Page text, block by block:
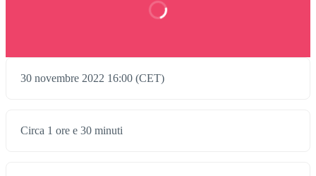
30 novembre 2022 16:00 (CET)
Circa 1 ore e 30 minuti